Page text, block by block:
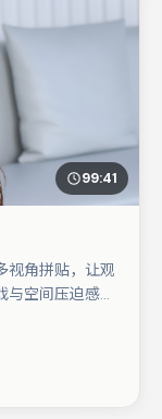
99:41
视角拼贴，让观
空间压迫感，
推动谜题层层